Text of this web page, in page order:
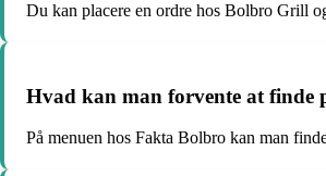
Du kan placere en ordre hos Bolbro Grill
Hvad kan man forvente at finde
På menuen hos Fakta Bolbro kan man